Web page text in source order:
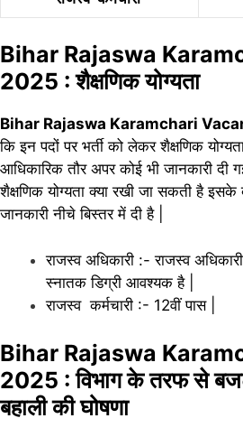
Bihar Rajaswa
2025 : शैक्षणिक योग्यता
Bihar Rajaswa Karamchari
कि इन पदों पर भर्ती को लेकर शैक्षणिक
आधिकारिकतौर अपर कोई भी जानकारी दी
शैक्षणिक योग्यता क्या रखी जा सकती है इसके
जानकारी नीचे बिस्तर में दी है |
राजस्व अधिकारी :- राजस्व
स्नातक डिग्री आवश्यक है |
राजस्व कर्मचारी :- 12वीं पास |
Bihar Rajaswa
2025 : विभाग के तरफ से
बहाली की घोषणा